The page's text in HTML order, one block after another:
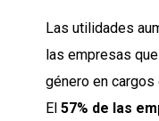
Las utilidades
las empresas
género en
El 57% de las